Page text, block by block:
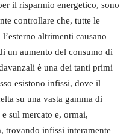
il risparmio energetico, sono
controllare che, tutte le
altrimenti causano
un aumento del consumo di
è una dei tanti primi
esistono infissi, dove il
su una vasta gamma di
sul mercato e, ormai,
trovando infissi interamente